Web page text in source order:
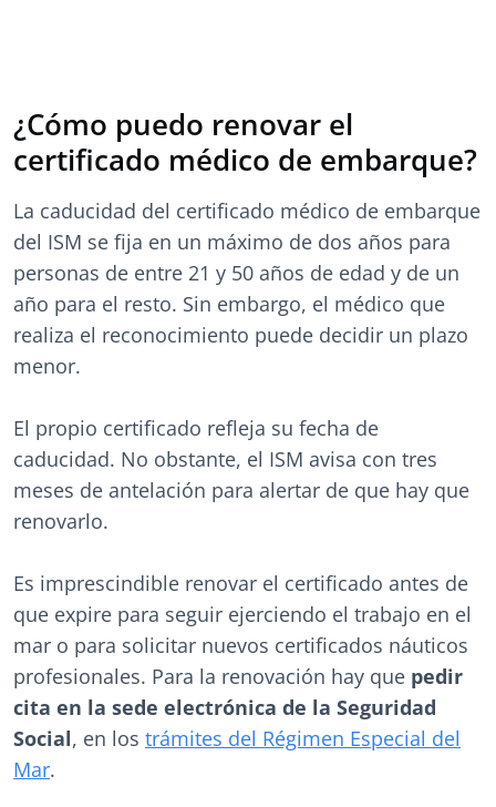
¿Cómo puedo renovar el
certificado médico de embarque?
La caducidad del certificado médico de embarque
del ISM se fija en un máximo de dos años para
personas de entre 21 y 50 años de edad y de un
año para el resto. Sin embargo, el médico que
realiza el reconocimiento puede decidir un plazo
menor.
El propio certificado refleja su fecha de
caducidad. No obstante, el ISM avisa con tres
meses de antelación para alertar de que hay que
renovarlo.
Es imprescindible renovar el certificado antes de
que expire para seguir ejerciendo el trabajo en el
mar o para solicitar nuevos certificados náuticos
profesionales. Para la renovación hay que pedir
cita en la sede electrónica de la Seguridad
Social, en los trámites del Régimen Especial del
Mar.